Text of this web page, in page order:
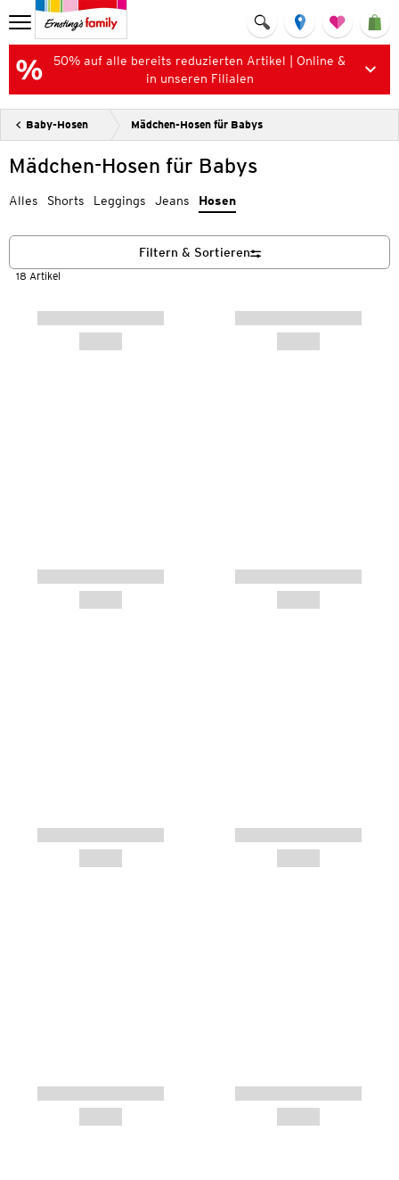
50% auf alle bereits reduzierten Artikel | Online &
in unseren Filialen
Baby-Hosen Mädchen-Hosen für Babys
Mädchen-Hosen für Babys
Alles Shorts Leggings Jeans Hosen
18 Artikel
Filtern & Sortieren